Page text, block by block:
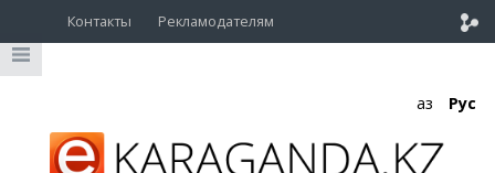
Контакты Рекламодателям
Қаз Рус